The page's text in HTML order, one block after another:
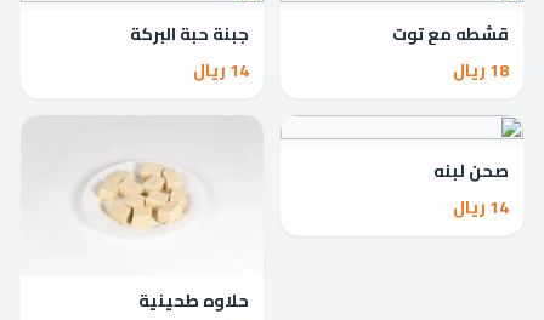
قشطه مع توت
18 ريال
جبنة حبة البركة
14 ريال
صحن لبنه
14 ريال
حلاوه طحينية